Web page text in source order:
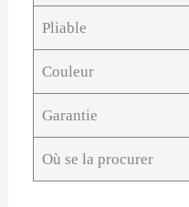
Pliable
Couleur
Garantie
Où se la procurer